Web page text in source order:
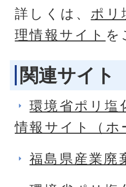
詳しくは、 ポリ
理情報サイト を
関連サイト
環境省ポリ塩
情報サイト（ホ
福島県産業廃